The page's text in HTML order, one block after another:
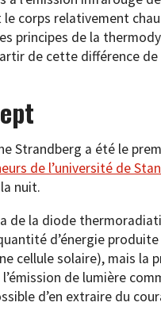
corps relativement
principes de la
de cette différence
Strandberg a été le
de l’université de
nuit.
de la diode
d’énergie
cellule solaire), mais
de lumière
d’en extraire du